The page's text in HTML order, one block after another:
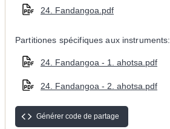
24. Fandangoa.pdf
Partitiones spécifiques aux instruments:
24. Fandangoa - 1. ahotsa.pdf
24. Fandangoa - 2. ahotsa.pdf
Générer code de partage